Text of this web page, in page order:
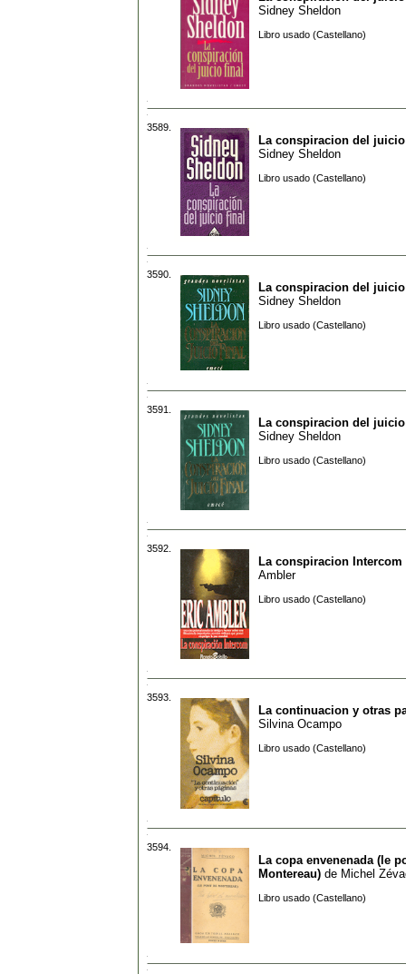
Sidney Sheldon
Libro usado (Castellano)
3589.
La conspiracion del
Sidney Sheldon
Libro usado (Castellano)
3590.
La conspiracion del
Sidney Sheldon
Libro usado (Castellano)
3591.
La conspiracion del
Sidney Sheldon
Libro usado (Castellano)
3592.
La conspiracion Intercom
Ambler
Libro usado (Castellano)
3593.
La continuacion y otras
Silvina Ocampo
Libro usado (Castellano)
3594.
La copa envenenada (le
Montereau) de Michel
Libro usado (Castellano)